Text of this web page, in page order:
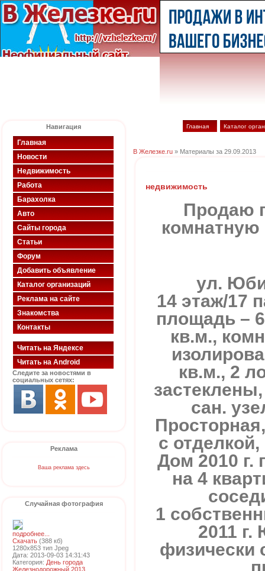
Навигация
Главная
Новости
Недвижимость
Работа
Барахолка
Авто
Сайты города
Статьи
Форум
Добавить объявление
Каталог организаций
Реклама на сайте
Знакомства
Контакты
Читать на Яндексе
Читать на Android
Следите за новостями в
социальных сетях:
Реклама
Ваша реклама здесь
Случайная фотография
подробнее...
Скачать (388 кб)
1280x853 тип Jpeg
Дата: 2013-09-03 14:31:43
Категория: День города
Железнодорожный 2013
Главная Каталог
В Железке.ru » Материалы за 29.09.2013
недвижимость
Продаю
комнатную
ул.
14 этаж/17
площадь –
кв.м.,
кв.м., 2
сан.
с
Дом 2010 г.
на 4
1
2011
физически